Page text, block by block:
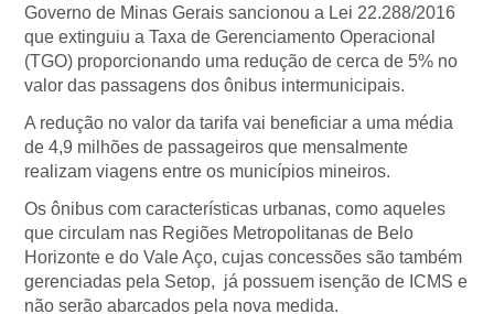
Governo de Minas Gerais sancionou a Lei 22.288/2016
que extinguiu a Taxa de Gerenciamento Operacional
(TGO) proporcionando uma redução de cerca de 5% no
valor das passagens dos ônibus intermunicipais.
A redução no valor da tarifa vai beneficiar a uma média
de 4,9 milhões de passageiros que mensalmente
realizam viagens entre os municípios mineiros.
Os ônibus com características urbanas, como aqueles
que circulam nas Regiões Metropolitanas de Belo
Horizonte e do Vale Aço, cujas concessões são também
gerenciadas pela Setop, já possuem isenção de ICMS e
não serão abarcados pela nova medida.